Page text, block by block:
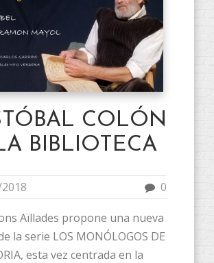
COLÓN
BIBLIOTECA
0
Aïllades propone una nueva
la serie LOS MONÓLOGOS DE
esta vez centrada en la